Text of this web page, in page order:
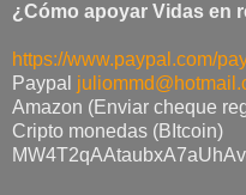
¿Cómo apoyar Vidas en
https://www.paypal.com/
Paypal
Amazon (Enviar cheque
Cripto monedas (BItcoin)